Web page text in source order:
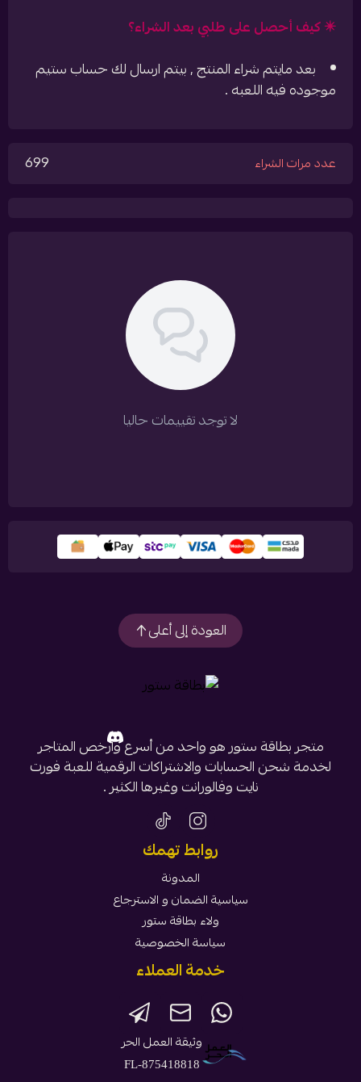
✴️ كيف أحصل على طلبي بعد الشراء؟
بعد مايتم شراء المنتج , بيتم ارسال لك حساب ستيم
موجوده فيه اللعبه .
عدد مرات الشراء 699
لا توجد تقييمات حاليا
العودة إلى أعلى
متجر بطاقة ستور هو واحد من أسرع وأرخص المتاجر
لخدمة شحن الحسابات والاشتراكات الرقمية للعبة فورت
نايت وفالورانت وغيرها الكثير .
روابط تهمك
المدونة
سياسية الضمان و الاسترجاع
ولاء بطاقة ستور
سياسة الخصوصية
خدمة العملاء
وثيقة العمل الحر
FL-875418818